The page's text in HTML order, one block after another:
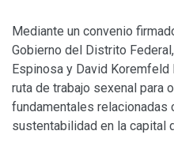
Mediante un convenio
Gobierno del Distrito
Espinosa y David
ruta de trabajo sexenal para
fundamentales relacionadas
sustentabilidad en la capital